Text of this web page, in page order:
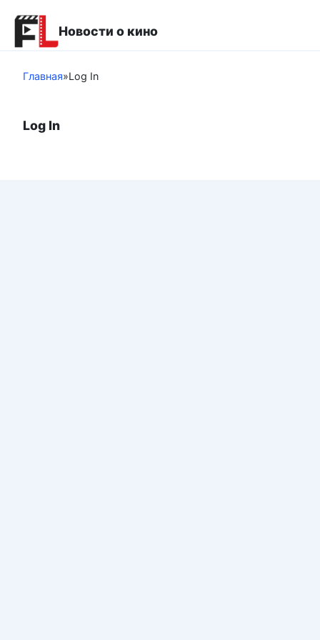
контенту
Новости о кино
Главная»Log In
Log In